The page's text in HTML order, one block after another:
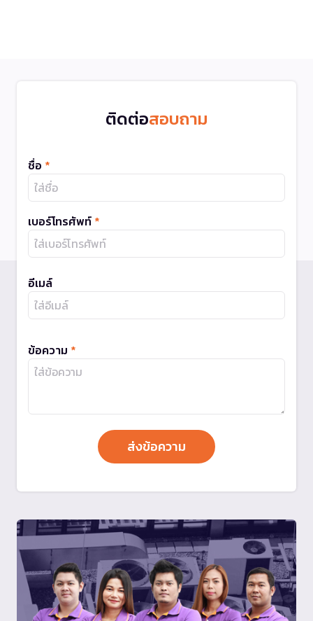
ติดต่อสอบถาม
ชื่อ *
เบอร์โทรศัพท์ *
อีเมล์
ข้อความ *